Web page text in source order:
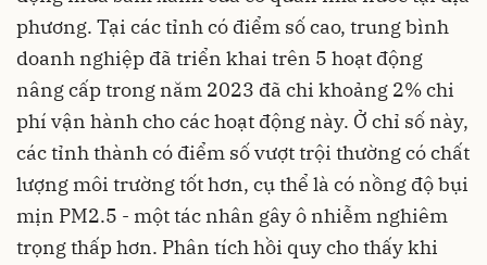
phương. Tại các tỉnh có điểm số cao, trung bình
doanh nghiệp đã triển khai trên 5 hoạt động
nâng cấp trong năm 2023 đã chi khoảng 2% chi
phí vận hành cho các hoạt động này. Ở chỉ số này,
các tỉnh thành có điểm số vượt trội thường có chất
lượng môi trường tốt hơn, cụ thể là có nồng độ bụi
mịn PM2.5 - một tác nhân gây ô nhiễm nghiêm
trọng thấp hơn. Phân tích hồi quy cho thấy khi